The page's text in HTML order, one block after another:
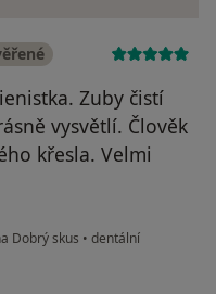
Zuby čistí
vysvětlí. Člověk
křesla. Velmi
Dobrý skus • dentální